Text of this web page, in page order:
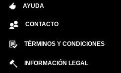
AYUDA
CONTACTO
TÉRMINOS Y CONDICIONES
INFORMACIÓN LEGAL